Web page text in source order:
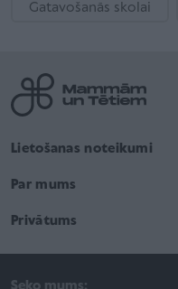
Gatavošanās skolai
Lietošanas noteikumi
Par mums
Privātums